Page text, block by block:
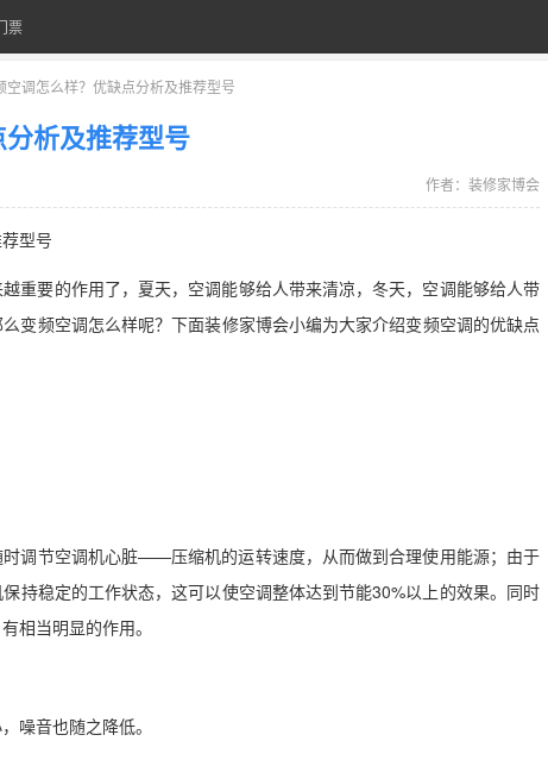
票
空调怎么样？优缺点分析及推荐型号
析及推荐型号
作者： 装修家博会
型号
重要的作用了，夏天，空调能够给人带来清凉，冬天，空调能够给人带
变频空调怎么样呢？下面装修家博会小编为大家介绍变频空调的优缺点
调节空调机心脏——压缩机的运转速度，从而做到合理使用能源；由于
持稳定的工作状态，这可以使空调整体达到节能30%以上的效果。同时
相当明显的作用。
噪音也随之降低。